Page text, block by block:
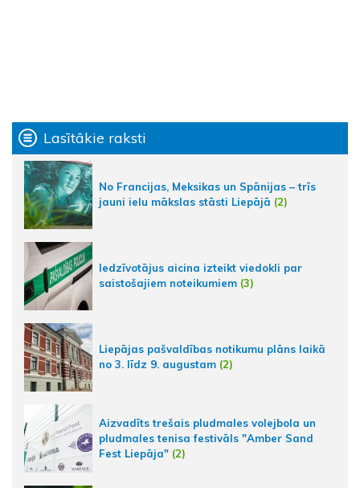
Lasītākie raksti
No Francijas, Meksikas un Spānijas – trīs
jauni ielu mākslas stāsti Liepājā (2)
Iedzīvotājus aicina izteikt viedokli par
saistošajiem noteikumiem (3)
Liepājas pašvaldības notikumu plāns laikā
no 3. līdz 9. augustam (2)
Aizvadīts trešais pludmales volejbola un
pludmales tenisa festivāls "Amber Sand
Fest Liepāja" (2)